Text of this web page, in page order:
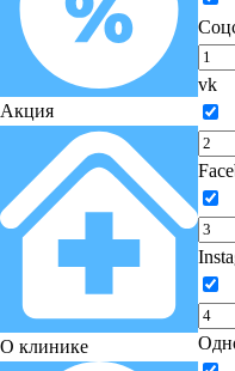
Акция
О клинике
vk